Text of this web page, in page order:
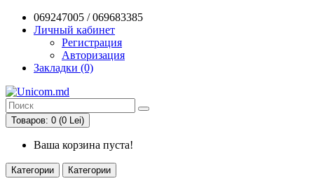
069247005 / 069683385
Личный кабинет
Регистрация
Авторизация
Закладки (0)
Товаров: 0 (0 Lei)
Ваша корзина пуста!
Категории Категории